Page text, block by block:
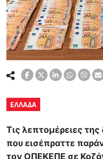
ΕΛΛΑΔΑ
Τις λεπτομέρειες
που εισέπραττε
τον ΟΠΕΚΕΠΕ σε